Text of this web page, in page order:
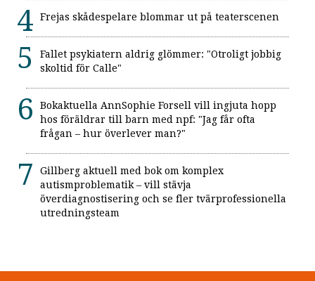
Frejas skådespelare blommar ut på teaterscenen
Fallet psykiatern aldrig glömmer: "Otroligt jobbig
skoltid för Calle"
Bokaktuella AnnSophie Forsell vill ingjuta hopp
hos föräldrar till barn med npf: "Jag får ofta
frågan – hur överlever man?"
Gillberg aktuell med bok om komplex
autismproblematik – vill stävja
överdiagnostisering och se fler tvärprofessionella
utredningsteam